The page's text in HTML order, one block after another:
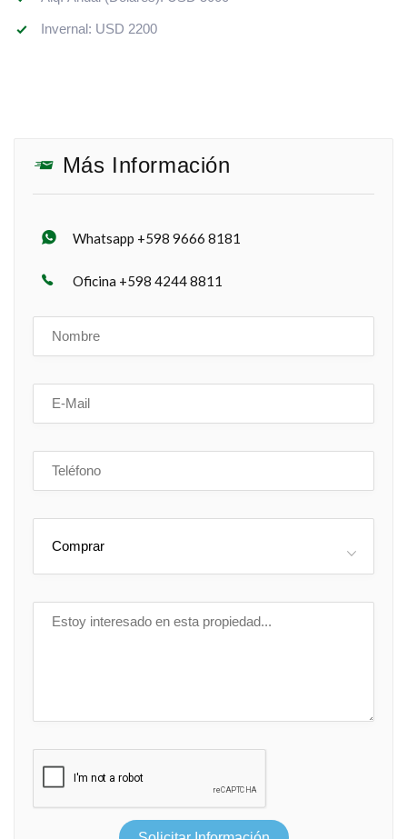
Invernal: USD 2200
Más Información
Whatsapp +598 9666 8181
Oficina +598 4244 8811
Comprar